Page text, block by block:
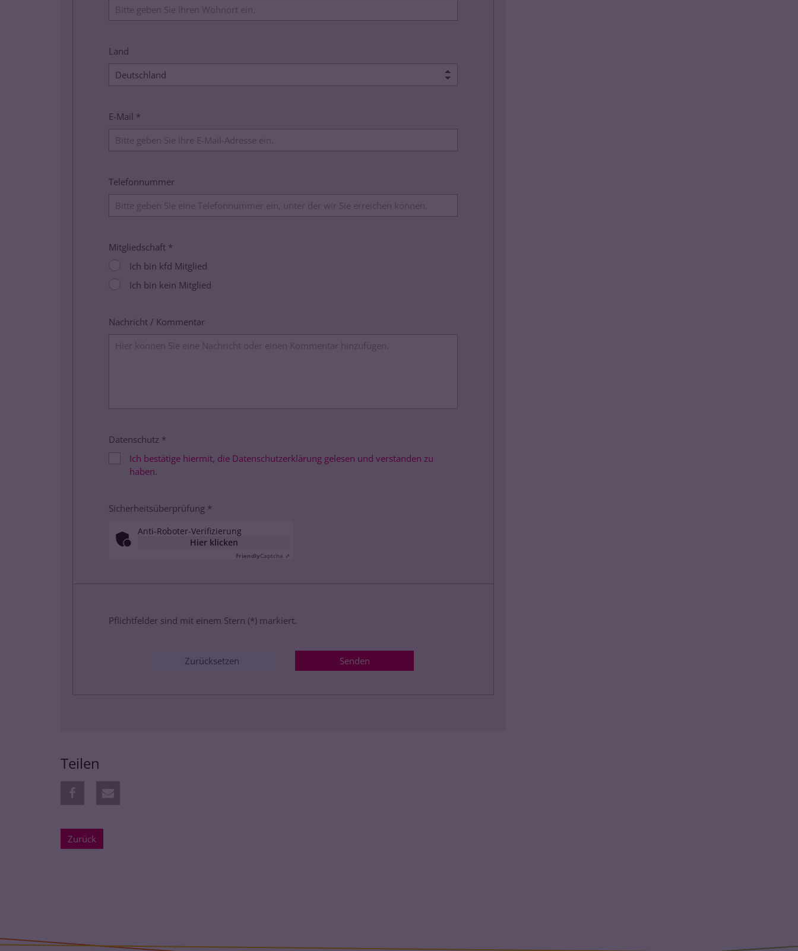
Land
E-Mail *
Telefonnummer
Mitgliedschaft *
Ich bin kfd Mitglied
Ich bin kein Mitglied
Nachricht / Kommentar
Datenschutz *
Ich bestätige hiermit, die Datenschutzerklärung gelesen und verstanden zu
haben.
Sicherheitsüberprüfung *
Anti-Roboter-Verifizierung
Hier klicken
FriendlyCaptcha ⇗
Pflichtfelder sind mit einem Stern (*) markiert.
Zurücksetzen
Teilen
Zurück